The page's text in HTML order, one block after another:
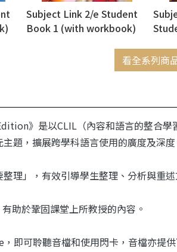
Subject Link 2/e Student
Book 1 (with workbook)
看全系列商
》是以CLIL（內容和語言的整合學
題，擴展跨學科語言使用的廣度及深度
理」，有效引導學生整理、分析與重
助於鞏固課堂上所教授的內容。
即可聆聽音檔和使用閃卡，音檔亦提供